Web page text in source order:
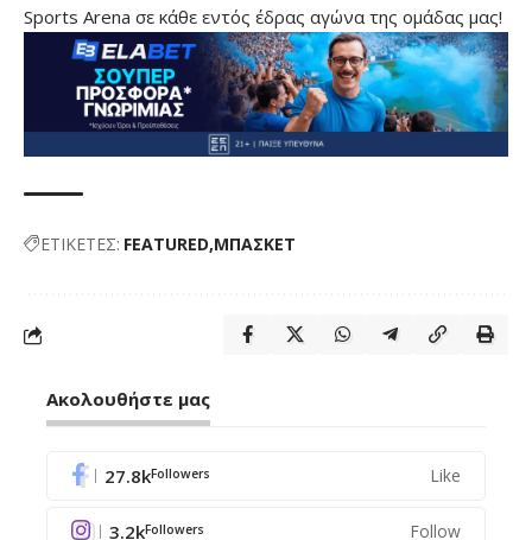
Sports Arena σε κάθε εντός έδρας αγώνα της ομάδας μας!
ΕΤΙΚΕΤΕΣ: FEATURED ΜΠΑΣΚΕΤ
Ακολουθήστε μας
27.8kFollowers Like
3.2kFollowers Follow